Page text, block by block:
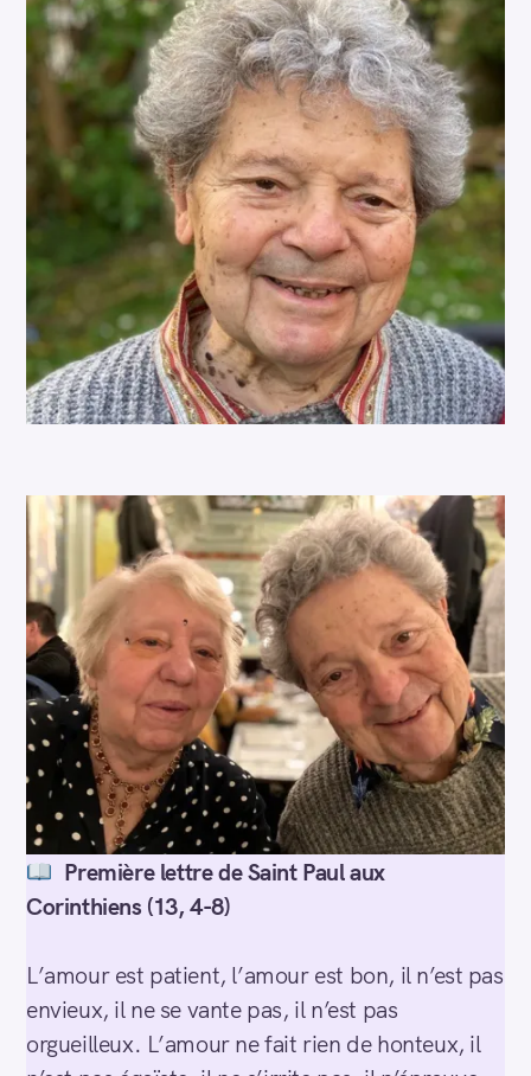
Première lettre de Saint Paul aux
Corinthiens (13, 4-8)
L’amour est patient, l’amour est bon, il n’est pas
envieux, il ne se vante pas, il n’est pas
orgueilleux. L’amour ne fait rien de honteux, il